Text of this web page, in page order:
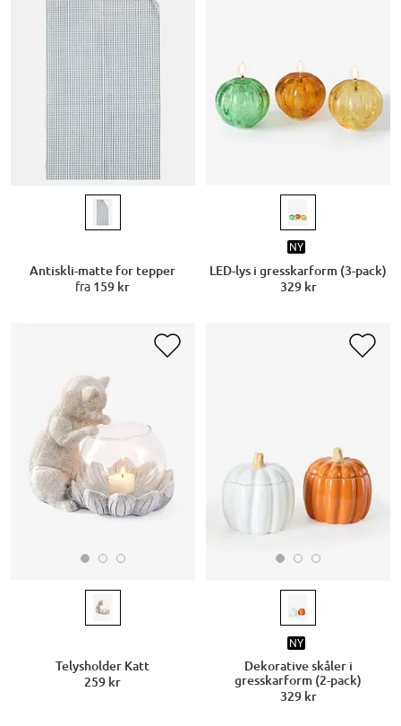
Antiskli-matte for tepper
fra 159 kr
NY
LED-lys i gresskarform (3-pack)
329 kr
Telysholder Katt
259 kr
NY
Dekorative skåler i
gresskarform (2-pack)
329 kr